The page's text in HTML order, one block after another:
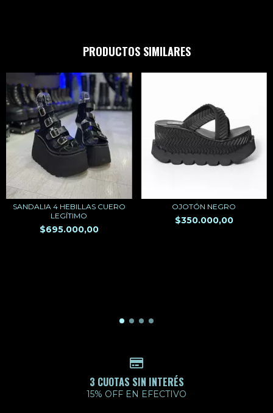
PRODUCTOS SIMILARES
SANDALIA 4 HEBILLAS CUERO
LEGÍTIMO
$695.000,00
OJOTÓN NEGRO
$350.000,00
3 CUOTAS SIN INTERÉS
15% OFF EN EFECTIVO